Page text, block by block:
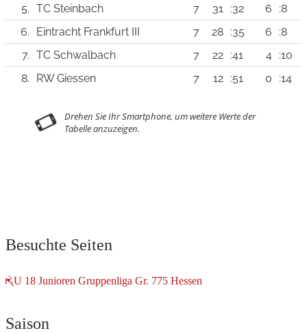
5. TC Steinbach 7 31 :32 6
:8
6.
Eintracht Frankfurt III 7 28 :35 6
:8
7. TC Schwalbach 7 22 :41 4 :10
8.
RW Giessen 7 12 :51 0 :14
Besuchte Seiten
U 18 Junioren Gruppenliga Gr. 775 Hessen
Saison